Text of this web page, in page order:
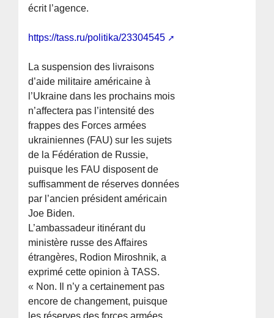
écrit l’agence.
https://tass.ru/politika/23304545
La suspension des livraisons
d’aide militaire américaine à
l’Ukraine dans les prochains mois
n’affectera pas l’intensité des
frappes des Forces armées
ukrainiennes (FAU) sur les sujets
de la Fédération de Russie,
puisque les FAU disposent de
suffisamment de réserves données
par l’ancien président américain
Joe Biden.
L’ambassadeur itinérant du
ministère russe des Affaires
étrangères, Rodion Miroshnik, a
exprimé cette opinion à TASS.
« Non. Il n’y a certainement pas
encore de changement, puisque